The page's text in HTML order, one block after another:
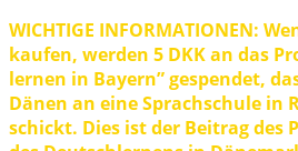
WICHTIGE INFORMATIONEN:
kaufen, werden 5 DKK an das
lernen in Bayern” gespendet,
Dänen an eine Sprachschule in
schickt. Dies ist der Beitrag des